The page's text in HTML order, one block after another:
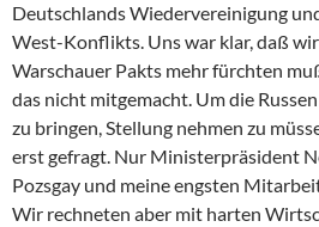
Deutschlands Wiedervereinigung
West-Konflikts. Uns war klar, daß
Warschauer Pakts mehr fürchten
das nicht mitgemacht. Um die
zu bringen, Stellung nehmen zu
erst gefragt. Nur Ministerpräsident
Pozsgay und meine engsten
Wir rechneten aber mit harten